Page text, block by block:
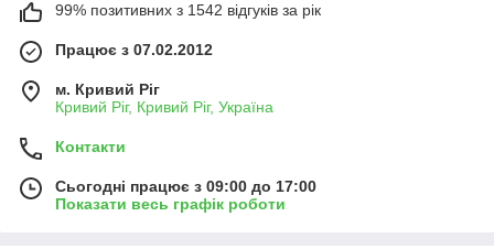
99% позитивних з 1542 відгуків за рік
Працює з 07.02.2012
м. Кривий Ріг
Кривий Ріг, Кривий Ріг, Україна
Контакти
Сьогодні працює з 09:00 до 17:00
Показати весь графік роботи